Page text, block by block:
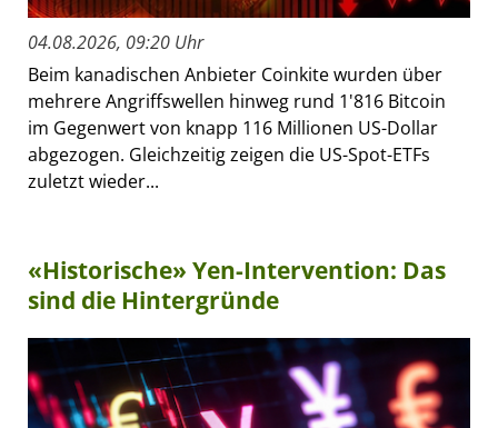
04.08.2026, 09:20 Uhr
Beim kanadischen Anbieter Coinkite wurden über
mehrere Angriffswellen hinweg rund 1'816 Bitcoin
im Gegenwert von knapp 116 Millionen US-Dollar
abgezogen. Gleichzeitig zeigen die US-Spot-ETFs
zuletzt wieder...
«Historische» Yen-Intervention: Das
sind die Hintergründe